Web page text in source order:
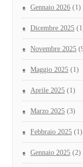
Gennaio 2026 (1)
Dicembre 2025
Novembre 2025
Maggio 2025 (1)
Aprile 2025 (1)
Marzo 2025 (3)
Febbraio 2025 (1)
Gennaio 2025 (2)